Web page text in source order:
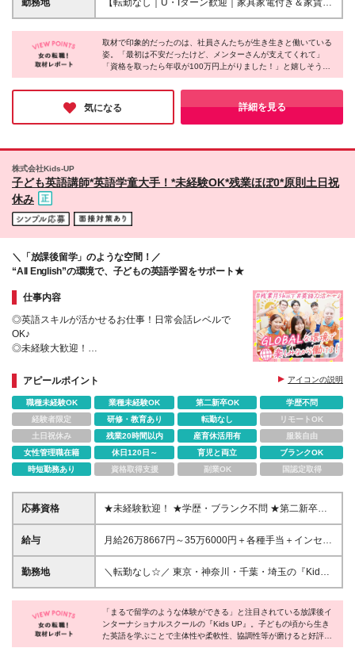
ら、 未経験でもすぐに馴染めますよ◎ ＼難しい志望
◎将来のために手に職つけたい ◎楽しい雰囲気の会
社で働きたい ◎もっとお給料ほしい こんな理由で全
然OK！ あなたの「やってみたい」を応援します♪
異なし） ※経験・年齢・エリアを考慮の上、決定いた
します 【各種手当】 ■ 通勤交通費全額支給 ■ 時間外
手当（みなし残業超過分） ■ 出張手当（出張は希望者
□ 1級施工管理技士 └月給38万円～80万円 ※固定残業
代（20時間分：5.2万円～／月）を含む □ 2級施工管
シの社員寮を完備】 ◎東京支店は2025年7月に移転し
たばかりの綺麗なオフィス 東京・横浜・大阪・名古
屋・福岡など【希望のエリア】に配属いたします！
【本社・名古屋支店】 愛知県名古屋市中村区名駅2-
45-7 松岡ビルディング 10階 【東京支店】 東京都港
区虎ノ門1-3-1 東京虎ノ門グローバルスクエア 19階
【横浜オフィス】 神奈川県横浜市神奈川区鶴屋町2-
23-2 TSプラザビル 11階 【大阪支店】 大阪市北区梅
取材で印象的だったのは、社員さんたちが生き生きと働いている
姿。「最初は不安だったけど、メンターさんが支えてくれて」
「資格を取ったら年収が100万円上がりました！」と嬉しそうに
話してくれました。社員さん同士もすごく仲が良くて、TikTokで
見た明るい雰囲気そのままでしたよ♪8年連続ホワイト企業認定も
納得です！せっかく未経験からチャレンジするのなら、楽しく成
長できるアイアールに応募してみてはいかがでしょうか？
気になる 詳細を見る
株式会社Kids-UP
子ども英語講師*英語学童大手！*未経験OK*残業ほぼ0*原則土日祝
休み
＼「放課後留学」のような空間！／
“All English”の環境で、子どもの英語学習をサポート★
仕事内容
◎英語スキルが活かせるお仕事！日常会話レベルで
OK♪
◎未経験大歓迎！
◎首都圏中心に37校を展開中！年2～3校のペースで
開校しています
アピールポイント アイコンの説明
職種未経験OK 業種未経験OK 第二新卒OK
学歴不問
経験者限定
研修・教育あり 転勤なし
リモートOK
土日祝休み
残業20時間以内 産育休活用有
服装自由
女性管理職在籍
休日120日～ 育児と両立
ブランクOK
時短勤務あり
資格取得支援 副業OK 国認定取得
応募資格
★未経験歓迎！ ★学歴・ブランク不問 ★第二新卒歓
迎 ≪こんな方に向いています！≫ ◎子どもたちが好
き ◎コミュニケーション力に自信がある方 ◎英語を
ャレンジしたい方 ◎豊富なキャリアパスで将来の夢
につなげたい方 など
給与
月給26万8667円～35万6000円＋各種手当＋インセン
ティブ制度・決算賞与制度あり（評価による） ※経
験・スキルを考慮して優遇します。 ※固定残業代な
試用期間終了後に正社員に切り替わります。
勤務地
＼転勤なし☆／ 東京・神奈川・千葉・埼玉の『Kids
UP』各スクールへ配属となります。 ■東京 台東区／
上野 ★New Open！ 豊島区／要町 ★New Open！
豊島区／北池袋 北区／赤羽 新宿区／早稲田、四谷 中
野区／鷺宮 江東区／りんかい東雲、門前仲町、東陽
町、大島 大田区／大森、長原、池上、蒲田駅前、田
「まるで留学のような体験ができる」と注目されている放課後イ
ンターナショナルスクールの『Kids UP』。子どもの頃から生き
た英語を学ぶことで主体性や柔軟性、協調性等が磨けると好評で